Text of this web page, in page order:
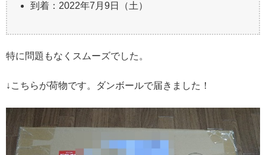
到着：2022年7月9日（土）
特に問題もなくスムーズでした。
↓こちらが荷物です。ダンボールで届きました！